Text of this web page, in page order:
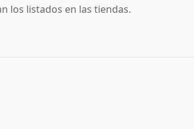
los listados en las tiendas.